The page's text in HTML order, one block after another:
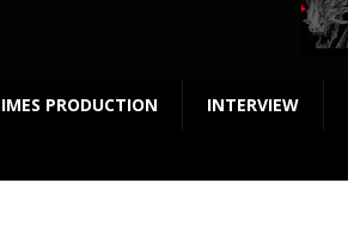
PRODUCTION INTERVIEW